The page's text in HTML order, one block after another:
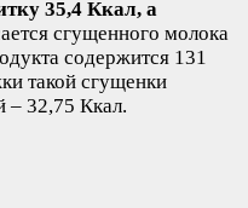
35,4 Ккал, а
сгущенного молока
содержится 131
такой сгущенки
– 32,75 Ккал.